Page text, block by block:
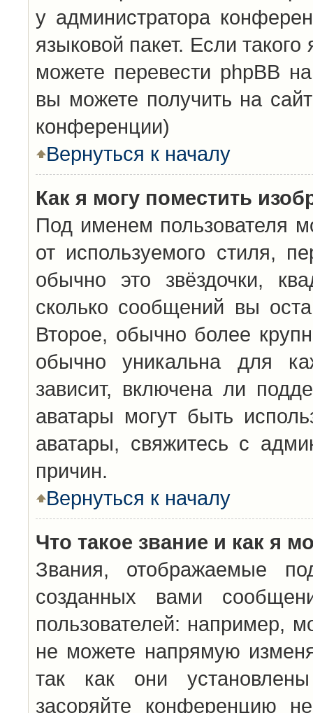
у администратора
языковой пакет. Если
можете перевести phpBB
вы можете получить на
конференции)
Вернуться к началу
Как я могу поместить
Под именем пользователя
от используемого стиля,
обычно это звёздочки,
сколько сообщений вы
Второе, обычно более
обычно уникальна для
зависит, включена ли
аватары могут быть
аватары, свяжитесь с
причин.
Вернуться к началу
Что такое звание и как я
Звания, отображаемые
созданных вами
пользователей: например,
не можете напрямую
так как они
засоряйте конференцию